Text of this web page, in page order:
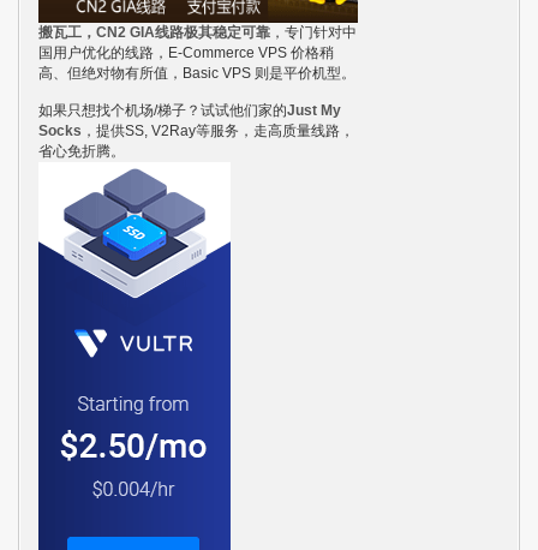
搬瓦工，CN2 GIA线路极其稳定可靠 ，专门针对中
国用户优化的线路，E-Commerce VPS 价格稍
高、但绝对物有所值，Basic VPS 则是平价机型。
如果只想找个机场/梯子？试试他们家的Just My
Socks ，提供SS, V2Ray等服务，走高质量线路，
省心免折腾。